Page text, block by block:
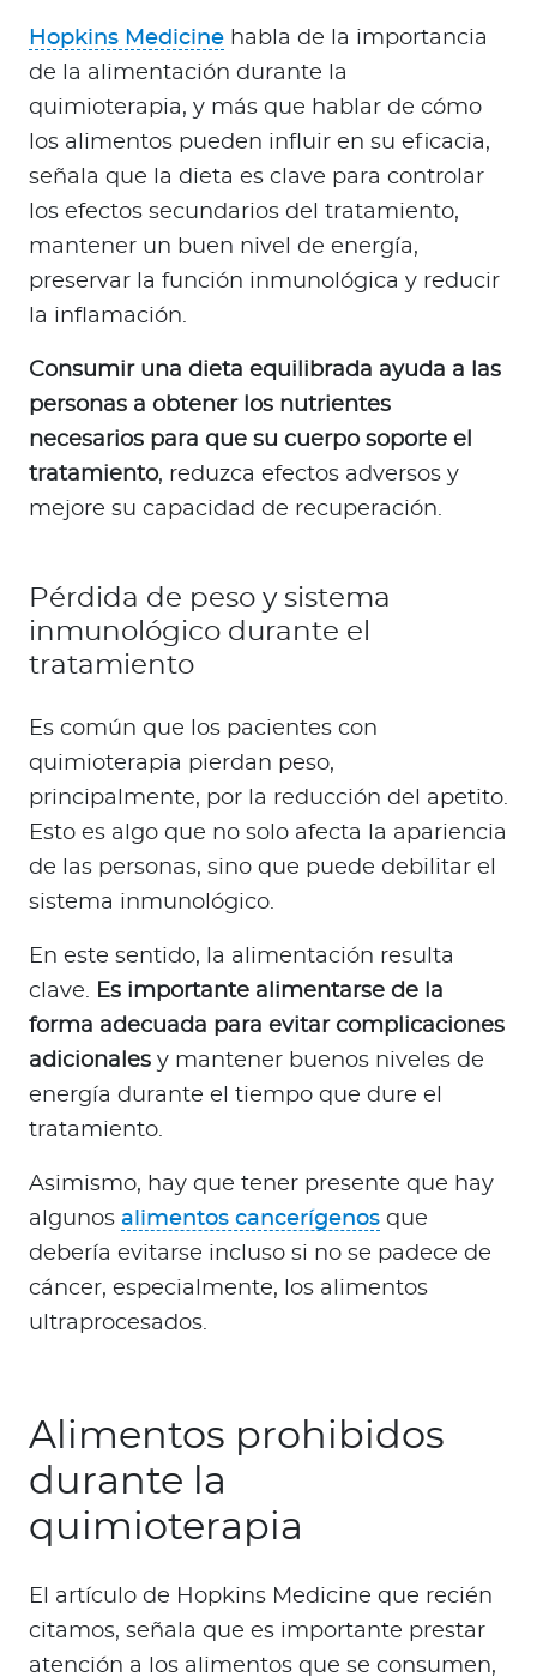
Hopkins Medicine habla de la importancia
de la alimentación durante la
quimioterapia, y más que hablar de cómo
los alimentos pueden influir en su eficacia,
señala que la dieta es clave para controlar
los efectos secundarios del tratamiento,
mantener un buen nivel de energía,
preservar la función inmunológica y reducir
la inflamación.
Consumir una dieta equilibrada ayuda a las
personas a obtener los nutrientes
necesarios para que su cuerpo soporte el
tratamiento, reduzca efectos adversos y
mejore su capacidad de recuperación.
Pérdida de peso y sistema
inmunológico durante el
tratamiento
Es común que los pacientes con
quimioterapia pierdan peso,
principalmente, por la reducción del apetito.
Esto es algo que no solo afecta la apariencia
de las personas, sino que puede debilitar el
sistema inmunológico.
En este sentido, la alimentación resulta
clave. Es importante alimentarse de la
forma adecuada para evitar complicaciones
adicionales y mantener buenos niveles de
energía durante el tiempo que dure el
tratamiento.
Asimismo, hay que tener presente que hay
algunos alimentos cancerígenos que
debería evitarse incluso si no se padece de
cáncer, especialmente, los alimentos
ultraprocesados.
Alimentos prohibidos
durante la
quimioterapia
El artículo de Hopkins Medicine que recién
citamos, señala que es importante prestar
atención a los alimentos que se consumen,